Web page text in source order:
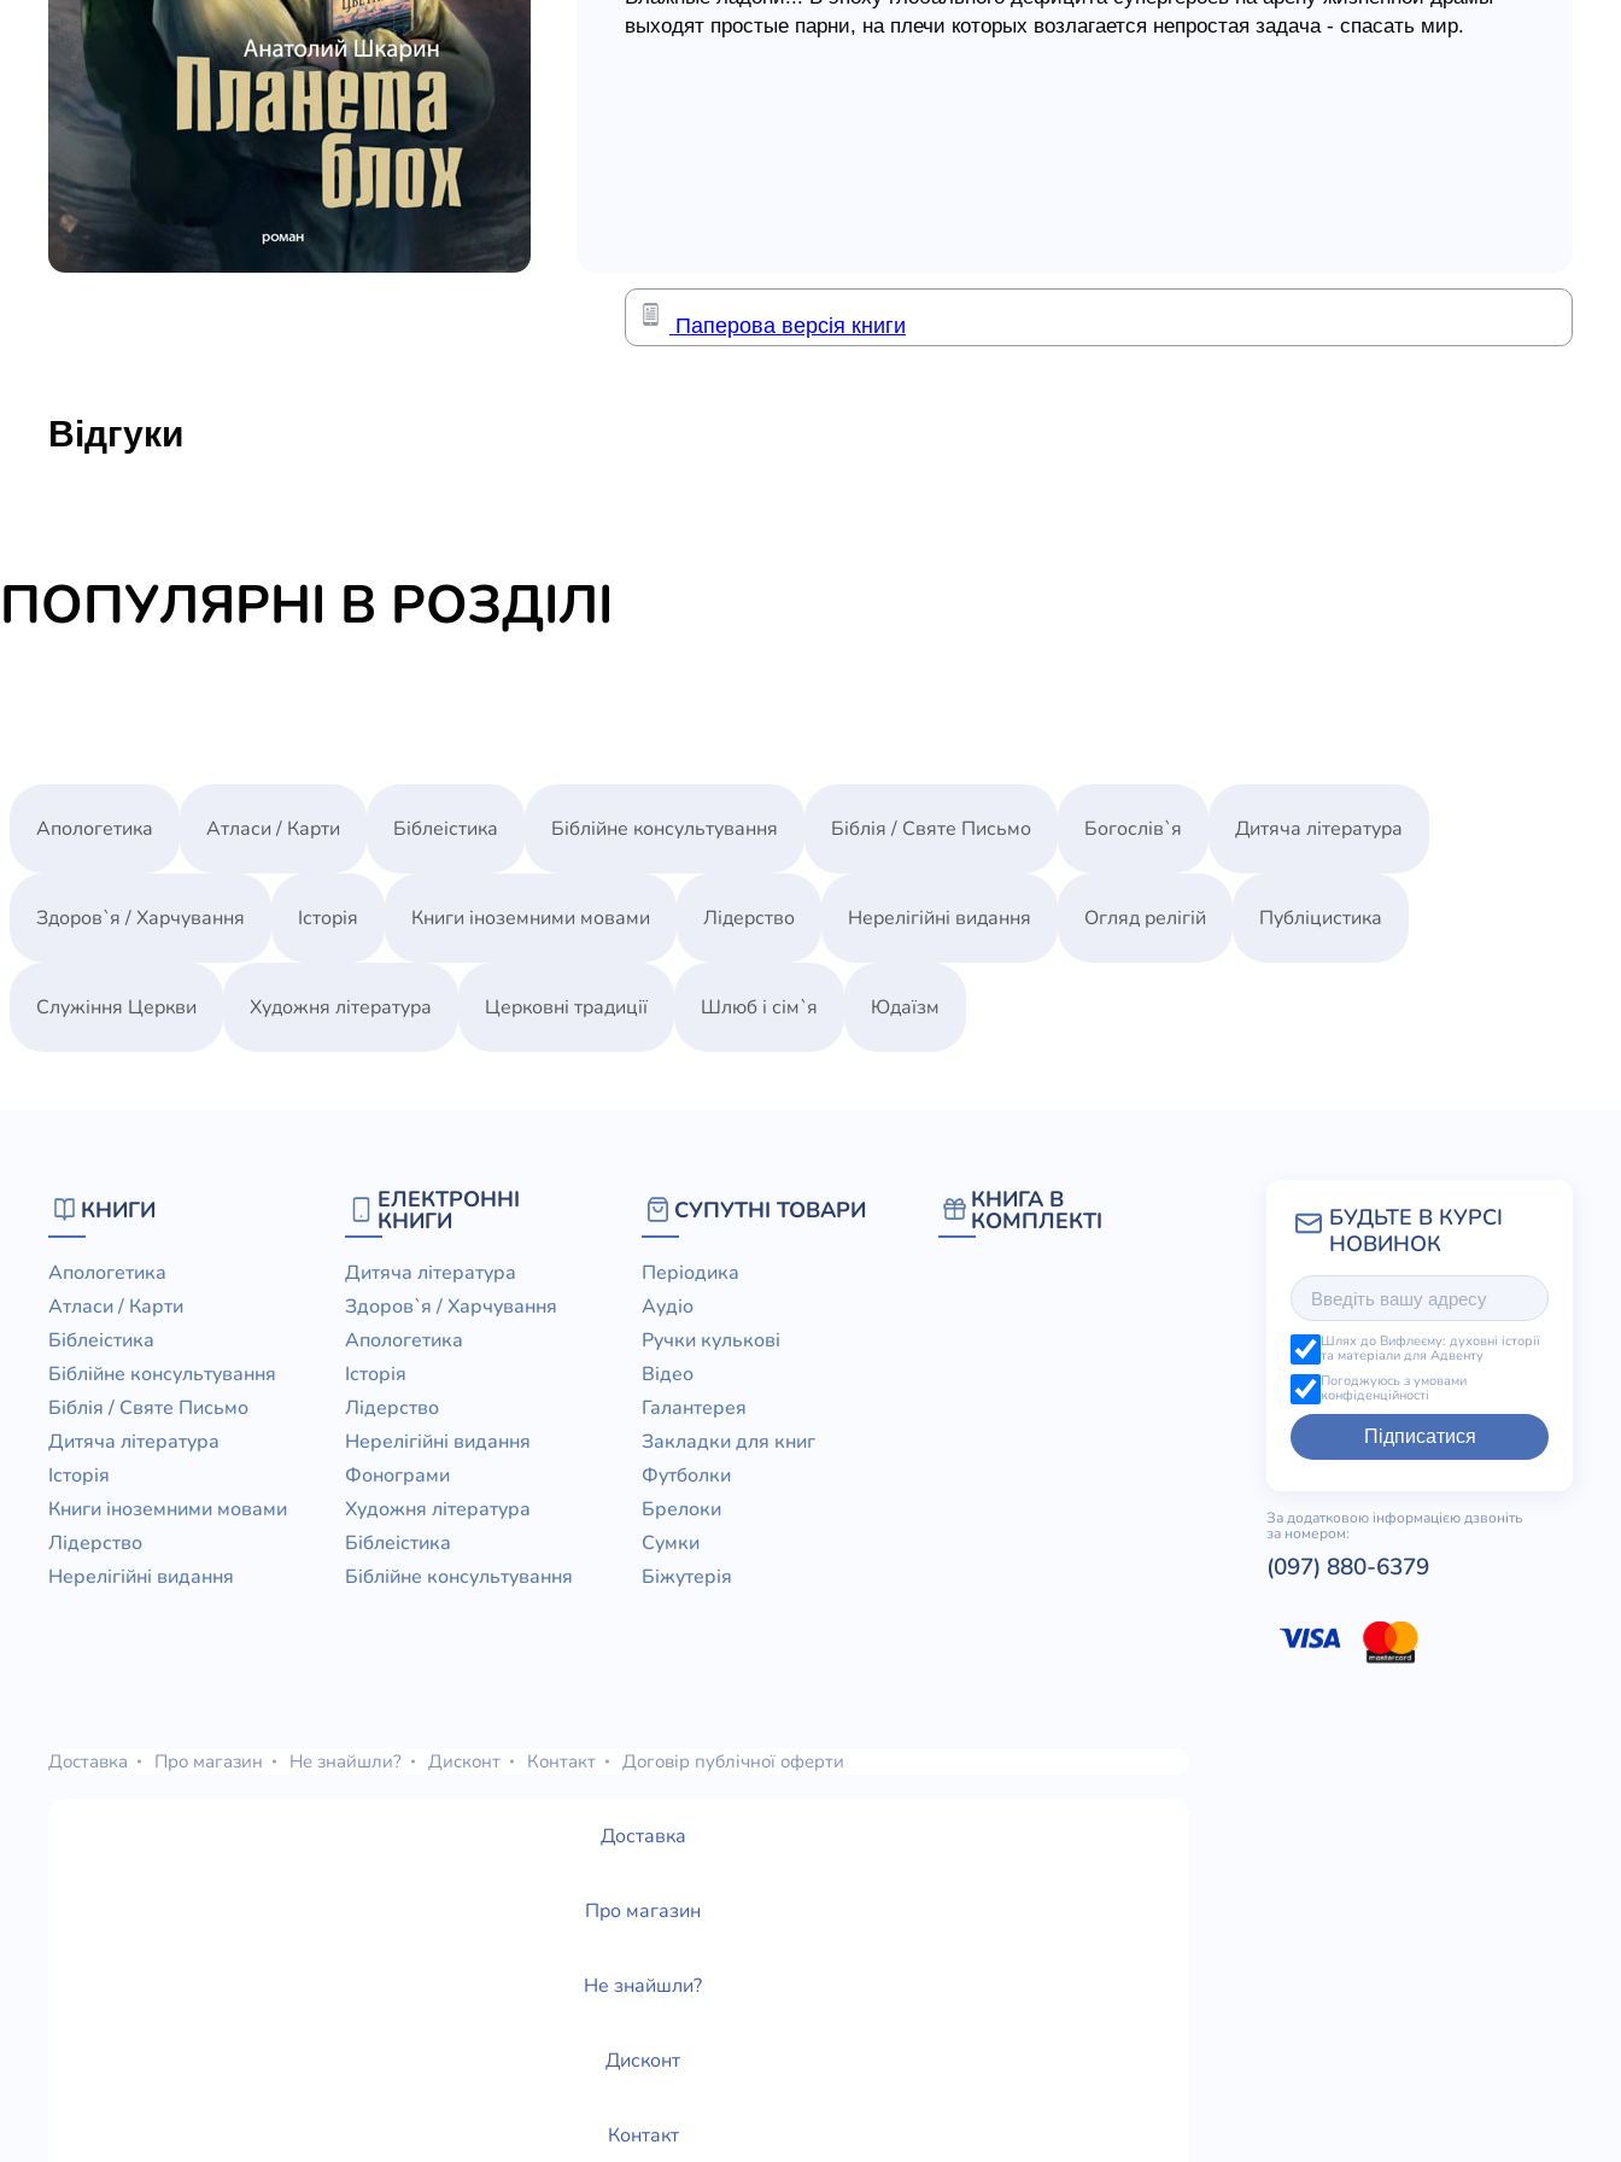
Юдаїзм
Огляд релігій
Паперова версія книги
выходят простые парни, на плечи которых возлагается непростая задача - спасать мир.
frameborder="0" allowfullscreen/iframe
Відгуки
ПОПУЛЯРНІ В РОЗДІЛІ
Апологетика Атласи / Карти Біблеістика Біблійне консультування Біблія / Святе Письмо Богослів`я Дитяча література
Здоров`я / Харчування Історія Книги іноземними мовами Лідерство Нерелігійні видання Огляд релігій Публіцистика
Служіння Церкви Художня література Церковні традиції Шлюб і сім`я Юдаїзм
КНИГИ
Апологетика
Атласи / Карти
Біблеістика
Біблійне консультування
Біблія / Святе Письмо
Дитяча література
Історія
Книги іноземними мовами
Лідерство
Нерелігійні видання
ЕЛЕКТРОННІ
КНИГИ
Дитяча література
Здоров`я / Харчування
Апологетика
Історія
Лідерство
Нерелігійні видання
Фонограми
Художня література
Біблеістика
Біблійне консультування
СУПУТНІ ТОВАРИ
Періодика
Аудіо
Ручки кулькові
Відео
Галантерея
Закладки для книг
Футболки
Брелоки
Сумки
Біжутерія
КНИГА В
КОМПЛЕКТІ
Шлях до Вифлеєму: духовні історії
та матеріали для Адвенту
Погоджуюсь з умовами
конфіденційності
Підписатися
За додатковою інформацією дзвоніть
за номером:
(097) 880-6379
Доставка Про магазин Не знайшли? Дисконт Контакт Договір публічної оферти
Доставка
Про магазин
Не знайшли?
Дисконт
Контакт